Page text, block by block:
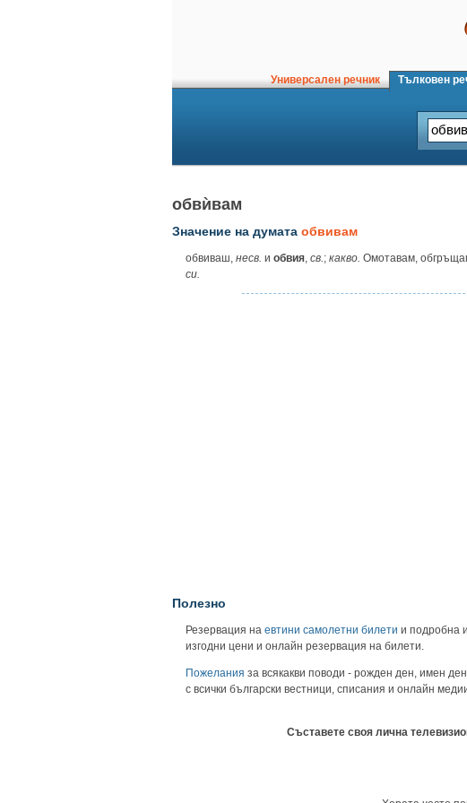
Универсален речник Тълковен
обвѝвам
Значение на думата обвивам
обвиваш, несв. и обвия, св.; какво. Омотавам,
си.
Полезно
Резервация на евтини самолетни билети и подробна
изгодни цени и онлайн резервация на билети.
Пожелания за всякакви поводи - рожден ден, имен
с всички български вестници, списания и онлайн
Съставете своя лична